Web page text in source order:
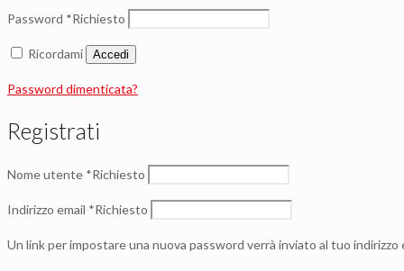
Password *Richiesto
Ricordami Accedi
Password dimenticata?
Registrati
Nome utente *Richiesto
Indirizzo email *Richiesto
Un link per impostare una nuova password verrà inviato al tuo indirizzo